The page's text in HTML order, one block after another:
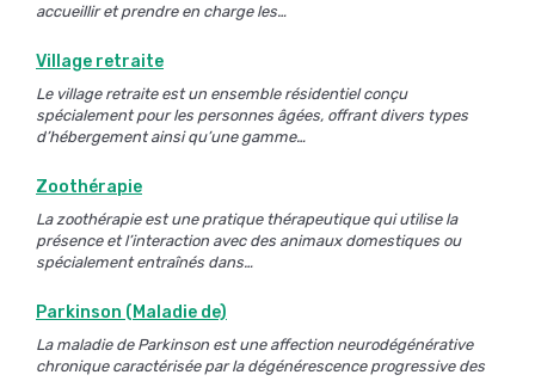
accueillir et prendre en charge les…
Village retraite
Le village retraite est un ensemble résidentiel conçu
spécialement pour les personnes âgées, offrant divers types
d’hébergement ainsi qu’une gamme…
Zoothérapie
La zoothérapie est une pratique thérapeutique qui utilise la
présence et l’interaction avec des animaux domestiques ou
spécialement entraînés dans…
Parkinson (Maladie de)
La maladie de Parkinson est une affection neurodégénérative
chronique caractérisée par la dégénérescence progressive des